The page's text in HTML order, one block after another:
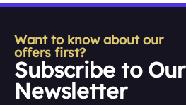
Want to know about our
offers first?
Subscribe to Our
Newsletter